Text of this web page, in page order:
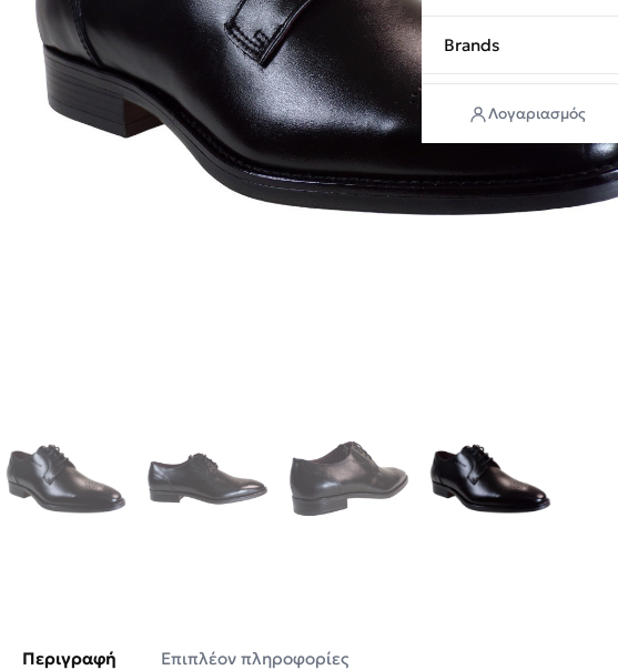
Brands
Λογαριασμός
Περιγραφή Επιπλέον πληροφορίες